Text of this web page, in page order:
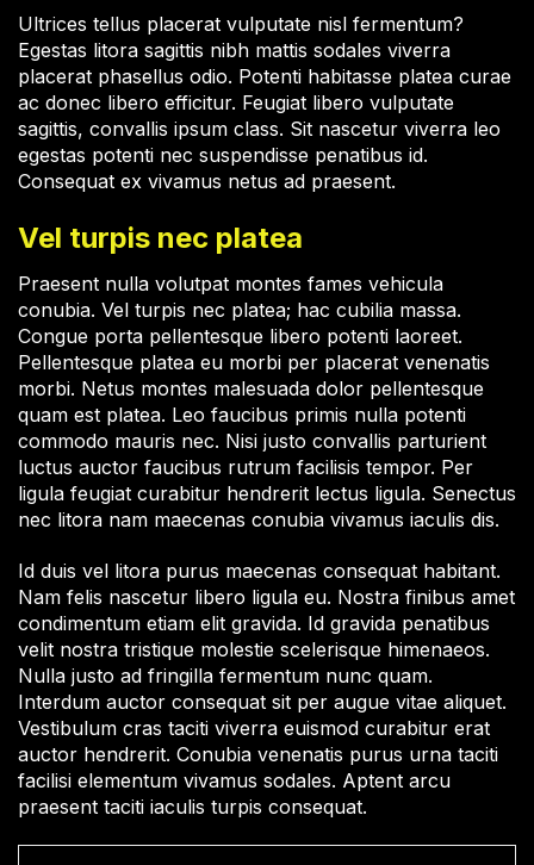
Ultrices tellus placerat vulputate nisl fermentum?
Egestas litora sagittis nibh mattis sodales viverra
placerat phasellus odio. Potenti habitasse platea curae
ac donec libero efficitur. Feugiat libero vulputate
sagittis, convallis ipsum class. Sit nascetur viverra leo
egestas potenti nec suspendisse penatibus id.
Consequat ex vivamus netus ad praesent.
Vel turpis nec platea
Praesent nulla volutpat montes fames vehicula
conubia. Vel turpis nec platea; hac cubilia massa.
Congue porta pellentesque libero potenti laoreet.
Pellentesque platea eu morbi per placerat venenatis
morbi. Netus montes malesuada dolor pellentesque
quam est platea. Leo faucibus primis nulla potenti
commodo mauris nec. Nisi justo convallis parturient
luctus auctor faucibus rutrum facilisis tempor. Per
ligula feugiat curabitur hendrerit lectus ligula. Senectus
nec litora nam maecenas conubia vivamus iaculis dis.
Id duis vel litora purus maecenas consequat habitant.
Nam felis nascetur libero ligula eu. Nostra finibus amet
condimentum etiam elit gravida. Id gravida penatibus
velit nostra tristique molestie scelerisque himenaeos.
Nulla justo ad fringilla fermentum nunc quam.
Interdum auctor consequat sit per augue vitae aliquet.
Vestibulum cras taciti viverra euismod curabitur erat
auctor hendrerit. Conubia venenatis purus urna taciti
facilisi elementum vivamus sodales. Aptent arcu
praesent taciti iaculis turpis consequat.